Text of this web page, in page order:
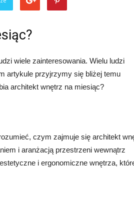
wiele zainteresowania. Wielu ludzi
artykule przyjrzymy się bliżej temu
architekt wnętrz na miesiąc?
czym zajmuje się architekt
i aranżacją przestrzeni wewnątrz
i ergonomiczne wnętrza,